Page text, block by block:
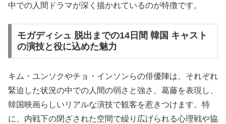
中での人間ドラマが深く描かれているのが特徴です。
モガディシュ 脱出までの14日間 韓国 キャスト
の演技と役に込めた魅力
キム・ユンソクやチョ・インソンらの俳優陣は、それぞれ
緊迫した状況の中での人間の弱さと強さ、葛藤を表現し、
韓国映画らしいリアルな演技で観客を惹きつけます。特
に、内戦下の閉ざされた空間で繰り広げられる心理戦や協